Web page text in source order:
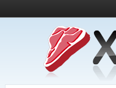
¿Qué es esto?
Directorio